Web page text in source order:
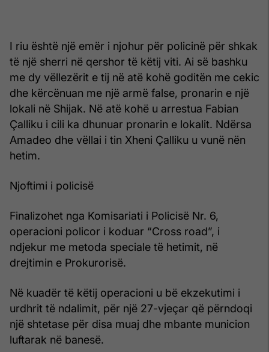
I riu është një emër i njohur për policinë për shkak
të një sherri në qershor të këtij viti. Ai së bashku
me dy vëllezërit e tij në atë kohë goditën me cekic
dhe kërcënuan me një armë false, pronarin e një
lokali në Shijak. Në atë kohë u arrestua Fabian
Çalliku i cili ka dhunuar pronarin e lokalit. Ndërsa
Amadeo dhe vëllai i tin Xheni Çalliku u vunë nën
hetim.
Njoftimi i policisë
Finalizohet nga Komisariati i Policisë Nr. 6,
operacioni policor i koduar “Cross road”, i
ndjekur me metoda speciale të hetimit, në
drejtimin e Prokurorisë.
Në kuadër të këtij operacioni u bë ekzekutimi i
urdhrit të ndalimit, për një 27-vjeçar që përndoqi
një shtetase për disa muaj dhe mbante municion
luftarak në banesë.